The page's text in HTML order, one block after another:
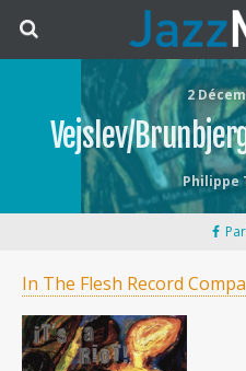
2
Vejslev/
Philippe
In The Flesh Record